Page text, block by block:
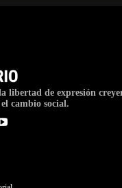
libertad de expresión
cambio social.